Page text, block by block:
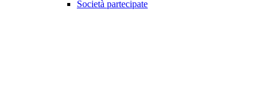
Società partecipate